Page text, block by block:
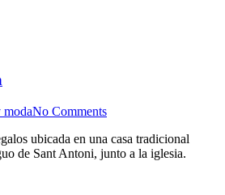
modaNo Comments
ubicada en una casa tradicional
de Sant Antoni, junto a la iglesia.